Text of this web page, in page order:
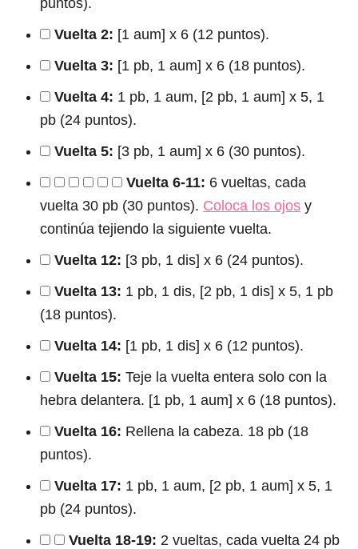
Vuelta 2: [1 aum] x 6 (12 puntos).
Vuelta 3: [1 pb, 1 aum] x 6 (18 puntos).
Vuelta 4: 1 pb, 1 aum, [2 pb, 1 aum] x 5, 1
pb (24 puntos).
Vuelta 5: [3 pb, 1 aum] x 6 (30 puntos).
Vuelta 6-11: 6 vueltas, cada
vuelta 30 pb (30 puntos). Coloca los ojos y
continúa tejiendo la siguiente vuelta.
Vuelta 12: [3 pb, 1 dis] x 6 (24 puntos).
Vuelta 13: 1 pb, 1 dis, [2 pb, 1 dis] x 5, 1 pb
(18 puntos).
Vuelta 14: [1 pb, 1 dis] x 6 (12 puntos).
Vuelta 15: Teje la vuelta entera solo con la
hebra delantera. [1 pb, 1 aum] x 6 (18 puntos).
Vuelta 16: Rellena la cabeza. 18 pb (18
puntos).
Vuelta 17: 1 pb, 1 aum, [2 pb, 1 aum] x 5, 1
pb (24 puntos).
Vuelta 18-19: 2 vueltas, cada vuelta 24 pb